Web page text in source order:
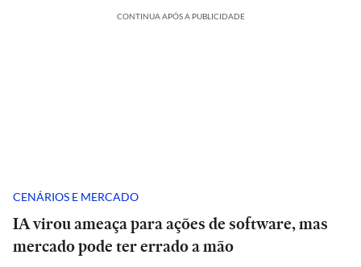
CONTINUA APÓS A PUBLICIDADE
CENÁRIOS E MERCADO
IA virou ameaça para ações de software, mas
mercado pode ter errado a mão